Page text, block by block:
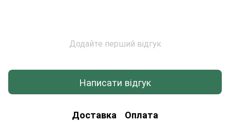
Додайте перший відгук
Написати відгук
Доставка Оплата